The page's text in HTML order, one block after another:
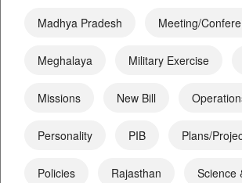
Madhya Pradesh Meeting/
Meghalaya Military Exercise
Missions New Bill
Personality PIB Plans/
Policies Rajasthan Science